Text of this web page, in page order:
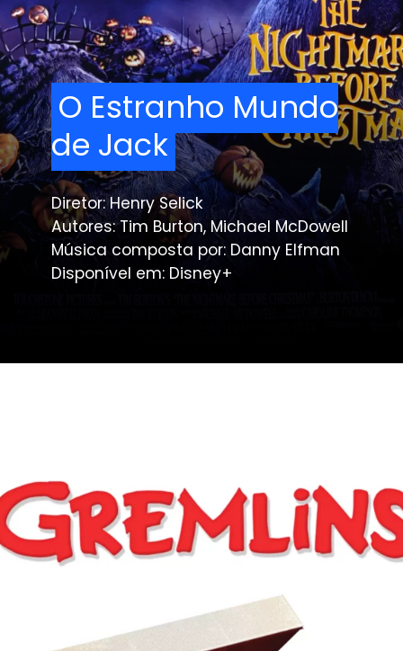
O Estranho Mundo
de Jack
O Estranho Mundo
de Jack
Diretor: Henry Selick
Autores: Tim Burton, Michael McDowell
Música composta por: Danny Elfman
Disponível em: Disney+